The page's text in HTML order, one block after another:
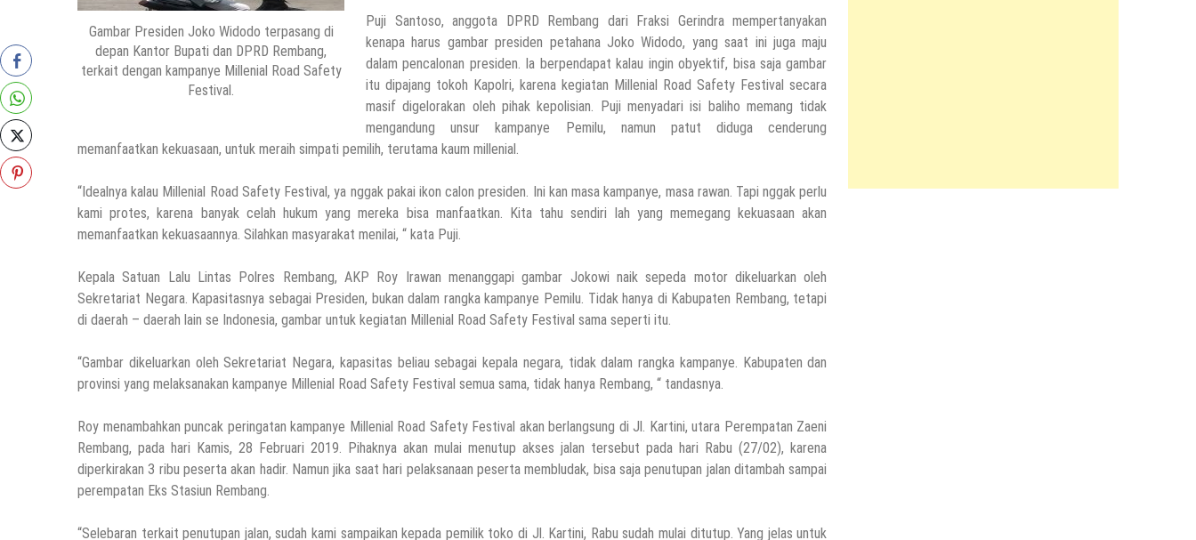
Gambar Presiden Joko Widodo terpasang di
depan Kantor Bupati dan DPRD Rembang,
terkait dengan kampanye Millenial Road Safety
Festival.
Puji Santoso, anggota DPRD Rembang dari Fraksi Gerindra mempertanyakan
kenapa harus gambar presiden petahana Joko Widodo, yang saat ini juga maju
dalam pencalonan presiden. Ia berpendapat kalau ingin obyektif, bisa saja gambar
itu dipajang tokoh Kapolri, karena kegiatan Millenial Road Safety Festival secara
masif digelorakan oleh pihak kepolisian. Puji menyadari isi baliho memang tidak
mengandung unsur kampanye Pemilu, namun patut diduga cenderung
memanfaatkan kekuasaan, untuk meraih simpati pemilih, terutama kaum millenial.
“Idealnya kalau Millenial Road Safety Festival, ya nggak pakai ikon calon presiden. Ini kan masa kampanye, masa rawan. Tapi nggak perlu
kami protes, karena banyak celah hukum yang mereka bisa manfaatkan. Kita tahu sendiri lah yang memegang kekuasaan akan
memanfaatkan kekuasaannya. Silahkan masyarakat menilai, “ kata Puji.
Kepala Satuan Lalu Lintas Polres Rembang, AKP Roy Irawan menanggapi gambar Jokowi naik sepeda motor dikeluarkan oleh
Sekretariat Negara. Kapasitasnya sebagai Presiden, bukan dalam rangka kampanye Pemilu. Tidak hanya di Kabupaten Rembang, tetapi
di daerah – daerah lain se Indonesia, gambar untuk kegiatan Millenial Road Safety Festival sama seperti itu.
“Gambar dikeluarkan oleh Sekretariat Negara, kapasitas beliau sebagai kepala negara, tidak dalam rangka kampanye. Kabupaten dan
provinsi yang melaksanakan kampanye Millenial Road Safety Festival semua sama, tidak hanya Rembang, “ tandasnya.
Roy menambahkan puncak peringatan kampanye Millenial Road Safety Festival akan berlangsung di Jl. Kartini, utara Perempatan Zaeni
Rembang, pada hari Kamis, 28 Februari 2019. Pihaknya akan mulai menutup akses jalan tersebut pada hari Rabu (27/02), karena
diperkirakan 3 ribu peserta akan hadir. Namun jika saat hari pelaksanaan peserta membludak, bisa saja penutupan jalan ditambah sampai
perempatan Eks Stasiun Rembang.
“Selebaran terkait penutupan jalan, sudah kami sampaikan kepada pemilik toko di Jl. Kartini, Rabu sudah mulai ditutup. Yang jelas untuk